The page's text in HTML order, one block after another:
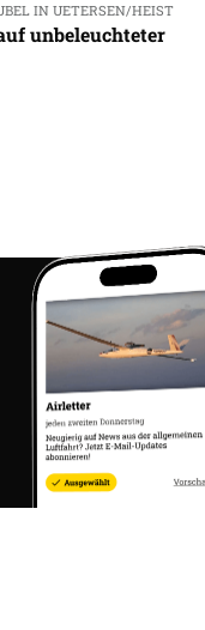
IN UETERSEN/HEIST
unbeleuchteter